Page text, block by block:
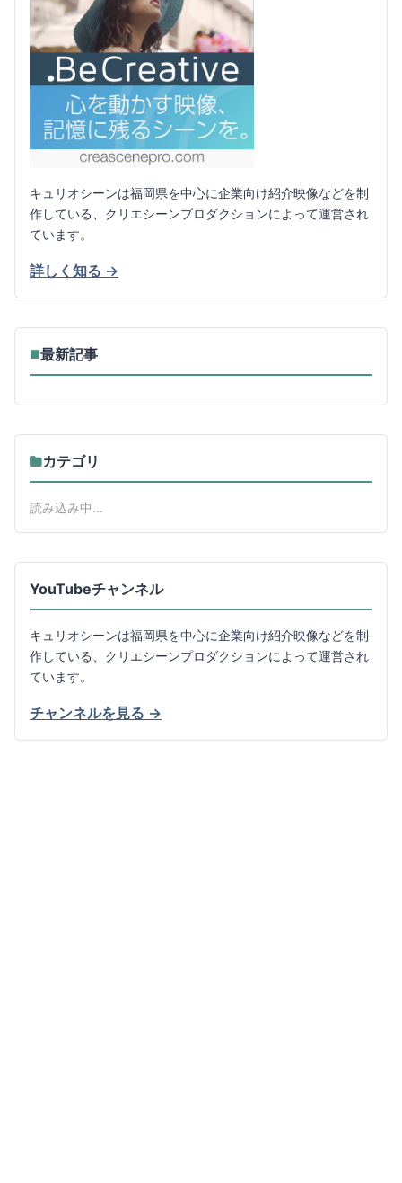
キュリオシーンは福岡県を中心に企業向け紹介映像などを制
作している、クリエシーンプロダクションによって運営され
ています。
詳しく知る →
■最新記事
カテゴリ
読み込み中...
YouTubeチャンネル
キュリオシーンは福岡県を中心に企業向け紹介映像などを制
作している、クリエシーンプロダクションによって運営され
ています。
チャンネルを見る →